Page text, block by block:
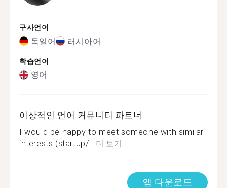
구사언어
독일어 러시아어
학습언어
영어
이상적인 언어 커뮤니티 파트너
I would be happy to meet someone with similar
interests (startup/...더 보기
앱 다운로드